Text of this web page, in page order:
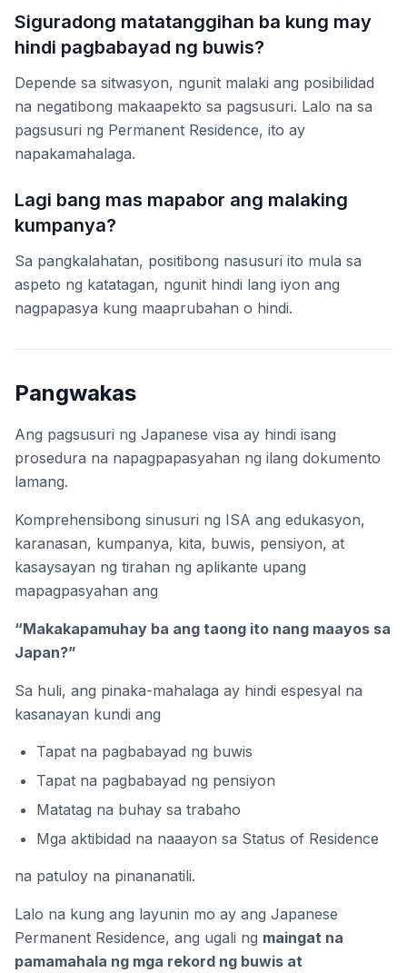
Siguradong matatanggihan ba kung may
hindi pagbabayad ng buwis?
Depende sa sitwasyon, ngunit malaki ang posibilidad
na negatibong makaapekto sa pagsusuri. Lalo na sa
pagsusuri ng Permanent Residence, ito ay
napakamahalaga.
Lagi bang mas mapabor ang malaking
kumpanya?
Sa pangkalahatan, positibong nasusuri ito mula sa
aspeto ng katatagan, ngunit hindi lang iyon ang
nagpapasya kung maaprubahan o hindi.
Pangwakas
Ang pagsusuri ng Japanese visa ay hindi isang
prosedura na napagpapasyahan ng ilang dokumento
lamang.
Komprehensibong sinusuri ng ISA ang edukasyon,
karanasan, kumpanya, kita, buwis, pensiyon, at
kasaysayan ng tirahan ng aplikante upang
mapagpasyahan ang
“Makakapamuhay ba ang taong ito nang maayos sa
Japan?”
Sa huli, ang pinaka-mahalaga ay hindi espesyal na
kasanayan kundi ang
Tapat na pagbabayad ng buwis
Tapat na pagbabayad ng pensiyon
Matatag na buhay sa trabaho
Mga aktibidad na naaayon sa Status of Residence
na patuloy na pinananatili.
Lalo na kung ang layunin mo ay ang Japanese
Permanent Residence, ang ugali ng maingat na
pamamahala ng mga rekord ng buwis at